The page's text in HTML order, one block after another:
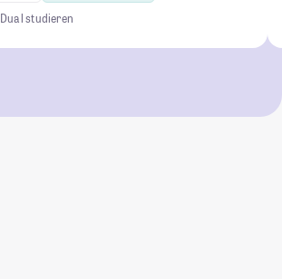
Dual studieren